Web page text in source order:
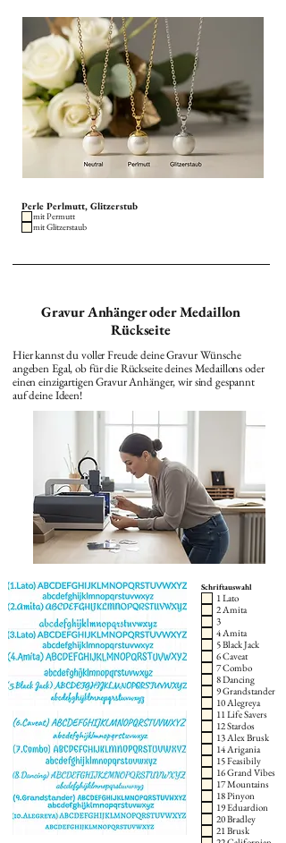
Perle Perlmutt, Glitzerstub
mit Permutt
mit Glitzerstaub
Gravur Anhänger oder Medaillon
Rückseite
Hier kannst du voller Freude deine Gravur Wünsche
angeben Egal, ob für die Rückseite deines Medaillons oder
einen einzigartigen Gravur Anhänger, wir sind gespannt
auf deine Ideen!
Schriftauswahl
1 Lato
2 Amita
3
4 Amita
5 Black Jack
6 Caveat
7 Combo
8 Dancing
9 Grandstander
10 Alegreya
11 Life Savers
12 Stardos
13 Alex Brusk
14 Arigania
15 Feasibily
16 Grand Vibes
17 Mountains
18 Pinyon
19 Eduardion
20 Bradley
21 Brusk